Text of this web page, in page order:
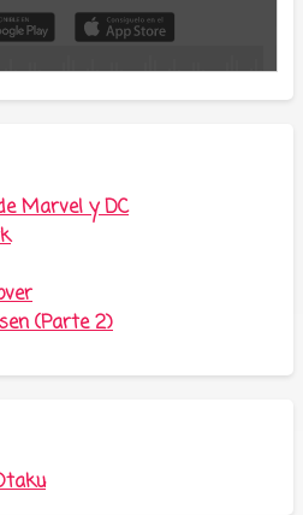
Marvel y DC
(Parte 2)